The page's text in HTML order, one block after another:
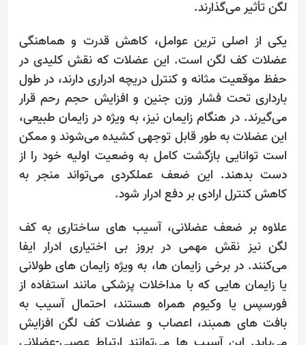
لگن تأثیر می‌گذارند.
یکی از اصلی ‌ترین عوامل، کاهش قدرت و هماهنگی
عضلات کف لگن است. این عضلات که نقش کلیدی در
حفظ موقعیت مثانه و کنترل دریچه ادراری دارند، در طول
بارداری تحت فشار وزن جنین و افزایش حجم رحم قرار
می‌گیرند. در هنگام زایمان نیز، به ‌ویژه در زایمان طبیعی،
این عضلات به‌ طور قابل توجهی کشیده می‌شوند و ممکن
است توانایی بازگشت کامل به وضعیت اولیه خود را از
دست بدهند. این ضعف عملکردی می‌تواند منجر به
کاهش کنترل ارادی بر دفع ادرار شود.
علاوه بر ضعف عضلانی، آسیب ‌های ساختاری به کف
لگن نیز نقش مهمی در بروز بی‌ اختیاری ادرار ایفا
می‌کنند. در برخی زایمان ‌ها، به‌ ویژه زایمان ‌های طولانی
یا زایمان‌ هایی که با مداخلات پزشکی مانند استفاده از
فورسپس یا وکیوم همراه هستند، احتمال آسیب به
بافت ‌های همبند، اعصاب و عضلات کف لگن افزایش